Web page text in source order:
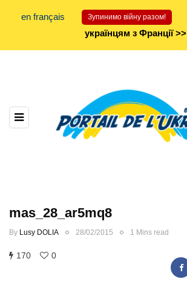
en français Зупинимо війну разом!
українцям з Франції >>
mas_28_ar5mq8
By Lusy DOLIA 28/02/2015 1 Mins read
170 0